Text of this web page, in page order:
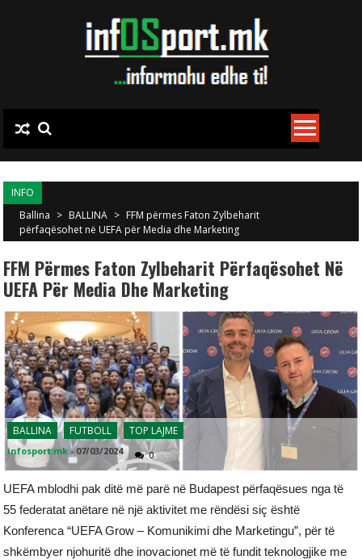
INFO
Ballina > BALLINA > FFM përmes Faton Zylbeharit
përfaqësohet në UEFA për Media dhe Marketing
FFM Përmes Faton Zylbeharit Përfaqësohet Në
UEFA Për Media Dhe Marketing
BALLINA FUTBOLL TOP LAJME
infosport.mk -07/03/2024 0
UEFA mblodhi pak ditë më parë në Budapest përfaqësues nga të
55 federatat anëtare në një aktivitet me rëndësi siç është
Konferenca “UEFA Grow – Komunikimi dhe Marketingu”, për të
shkëmbyer njohuritë dhe inovacionet më të fundit teknologjike me